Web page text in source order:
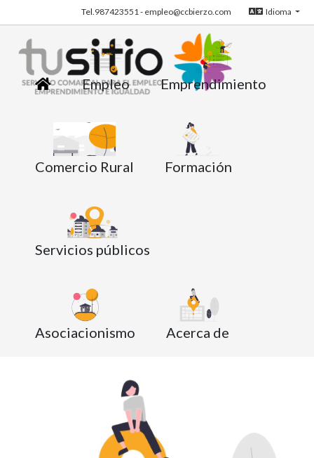
Tel.987423551- empleo@ccbierzo.com Idioma
Empleo Emprendimiento
Comercio Rural Formación
Servicios públicos
Asociacionismo Acerca de